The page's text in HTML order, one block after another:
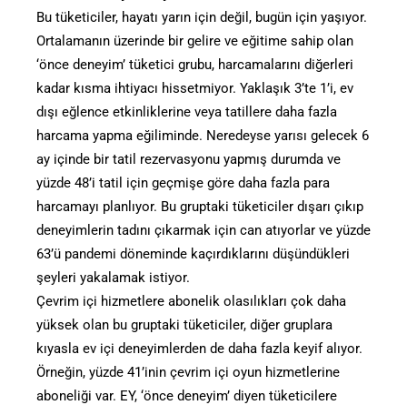
Bu tüketiciler, hayatı yarın için değil, bugün için yaşıyor.
Ortalamanın üzerinde bir gelire ve eğitime sahip olan
‘önce deneyim’ tüketici grubu, harcamalarını diğerleri
kadar kısma ihtiyacı hissetmiyor. Yaklaşık 3’te 1’i, ev
dışı eğlence etkinliklerine veya tatillere daha fazla
harcama yapma eğiliminde. Neredeyse yarısı gelecek 6
ay içinde bir tatil rezervasyonu yapmış durumda ve
yüzde 48’i tatil için geçmişe göre daha fazla para
harcamayı planlıyor. Bu gruptaki tüketiciler dışarı çıkıp
deneyimlerin tadını çıkarmak için can atıyorlar ve yüzde
63’ü pandemi döneminde kaçırdıklarını düşündükleri
şeyleri yakalamak istiyor.
Çevrim içi hizmetlere abonelik olasılıkları çok daha
yüksek olan bu gruptaki tüketiciler, diğer gruplara
kıyasla ev içi deneyimlerden de daha fazla keyif alıyor.
Örneğin, yüzde 41’inin çevrim içi oyun hizmetlerine
aboneliği var. EY, ‘önce deneyim’ diyen tüketicilere